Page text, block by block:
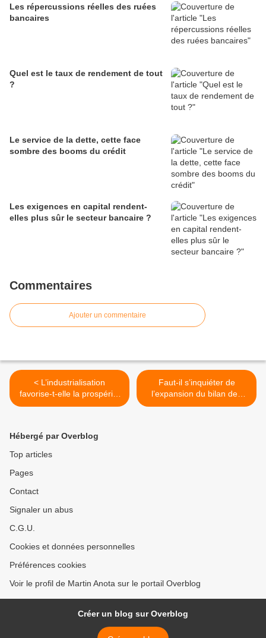
Les répercussions réelles des ruées
bancaires
Quel est le taux de rendement de tout
?
Le service de la dette, cette face
sombre des booms du crédit
Les exigences en capital rendent-
elles plus sûr le secteur bancaire ?
Commentaires
Ajouter un commentaire
< L’industrialisation
favorise-t-elle la prospérité
à long terme ?
Faut-il s’inquiéter de
l’expansion du bilan des
banques centrales ?
Hébergé par Overblog
Top articles
Pages
Contact
Signaler un abus
C.G.U.
Cookies et données personnelles
Préférences cookies
Voir le profil de Martin Anota sur le portail Overblog
Créer un blog sur Overblog